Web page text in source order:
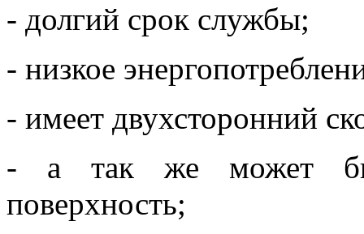
- долгий срок службы;
- низкое
- имеет двухсторонний
- а так же может
поверхность;